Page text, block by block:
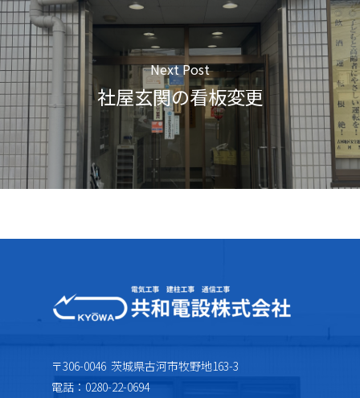
Next Post
社屋玄関の看板変更
〒306-0046 茨城県古河市牧野地163-3
電話：0280-22-0694